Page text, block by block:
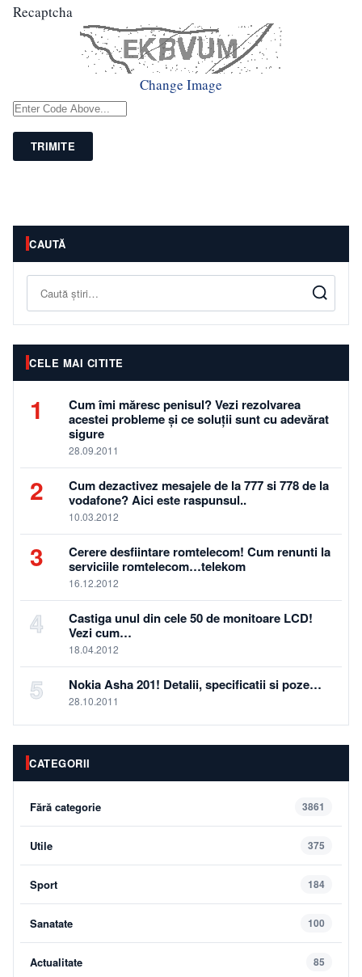
Recaptcha
Change Image
TRIMITE
CAUTĂ
Caută
CELE MAI CITITE
1
Cum îmi măresc penisul? Vezi rezolvarea
acestei probleme și ce soluții sunt cu adevărat
sigure
28.09.2011
2
Cum dezactivez mesajele de la 777 si 778 de la
vodafone? Aici este raspunsul..
10.03.2012
3
Cerere desfiintare romtelecom! Cum renunti la
serviciile romtelecom…telekom
16.12.2012
4
Castiga unul din cele 50 de monitoare LCD!
Vezi cum…
18.04.2012
5 Nokia Asha 201! Detalii, specificatii si poze…
28.10.2011
CATEGORII
Fără categorie 3861
Utile 375
Sport 184
Sanatate 100
Actualitate 85